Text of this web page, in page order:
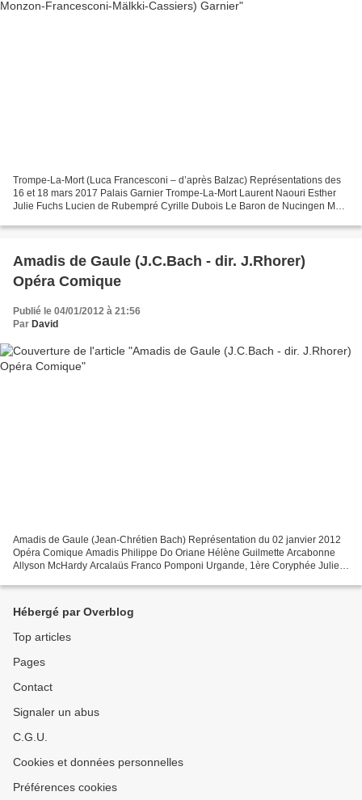
Trompe-La-Mort (Luca Francesconi – d’après Balzac) Représentations des
16 et 18 mars 2017 Palais Garnier Trompe-La-Mort Laurent Naouri Esther
Julie Fuchs Lucien de Rubempré Cyrille Dubois Le Baron de Nucingen Marc
Amadis de Gaule (J.C.Bach - dir. J.Rhorer)
Opéra Comique
Publié le 04/01/2012 à 21:56
Par David
Amadis de Gaule (Jean-Chrétien Bach) Représentation du 02 janvier 2012
Opéra Comique Amadis Philippe Do Oriane Hélène Guilmette Arcabonne
Allyson McHardy Arcalaüs Franco Pomponi Urgande, 1ère Coryphée Julie
Hébergé par Overblog
Top articles
Pages
Contact
Signaler un abus
C.G.U.
Cookies et données personnelles
Préférences cookies